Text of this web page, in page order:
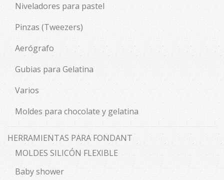
Niveladores para pastel
Pinzas (Tweezers)
Aerógrafo
Gubias para Gelatina
Varios
Moldes para chocolate y gelatina
HERRAMIENTAS PARA FONDANT
MOLDES SILICÓN FLEXIBLE
Baby shower